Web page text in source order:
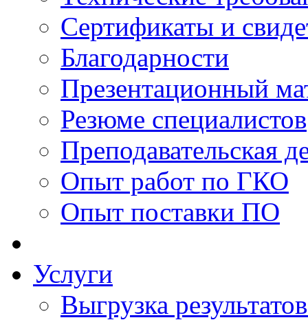
Сертификаты и
Благодарности
Презентационный
Резюме специалистов
Преподавательская
Опыт работ по ГКО
Опыт поставки ПО
Услуги
Выгрузка